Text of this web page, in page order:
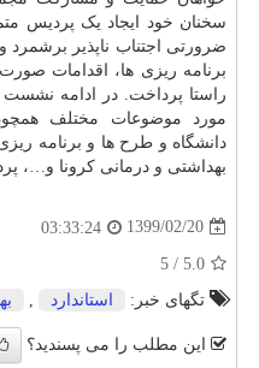
سخنان خود ایجاد یک پردیس
ضرورتی اجتناب ناپذیر برشمرد
برنامه ریزی ها، اقدامات
راستا پرداخت. در ادامه
مورد موضوعات مختلف
دانشگاه و طرح ها و برنامه
بهداشتی و درمانی کرونا و…،
1399/02/20
03:33:24
5.0
/
5
تگهای خبر:
استاندارد
این مطلب را می پسندید؟